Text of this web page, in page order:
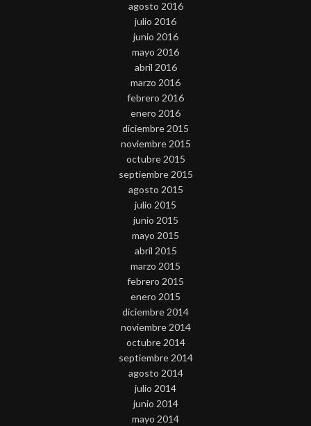
agosto 2016
julio 2016
junio 2016
mayo 2016
abril 2016
marzo 2016
febrero 2016
enero 2016
diciembre 2015
noviembre 2015
octubre 2015
septiembre 2015
agosto 2015
julio 2015
junio 2015
mayo 2015
abril 2015
marzo 2015
febrero 2015
enero 2015
diciembre 2014
noviembre 2014
octubre 2014
septiembre 2014
agosto 2014
julio 2014
junio 2014
mayo 2014